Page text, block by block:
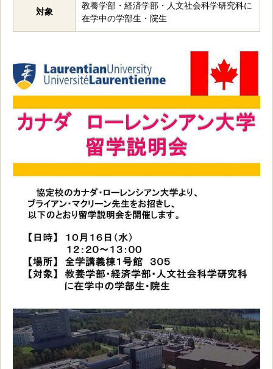
対象
教養学部・経済学部・人文社会科学研究科に
在学中の学部生・院生